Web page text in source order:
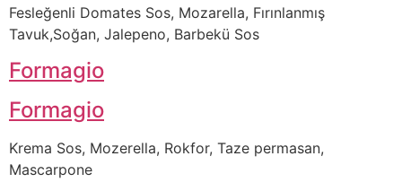
Fesleğenli Domates Sos, Mozarella, Fırınlanmış
Tavuk,Soğan, Jalepeno, Barbekü Sos
Formagio
Formagio
Krema Sos, Mozerella, Rokfor, Taze permasan,
Mascarpone